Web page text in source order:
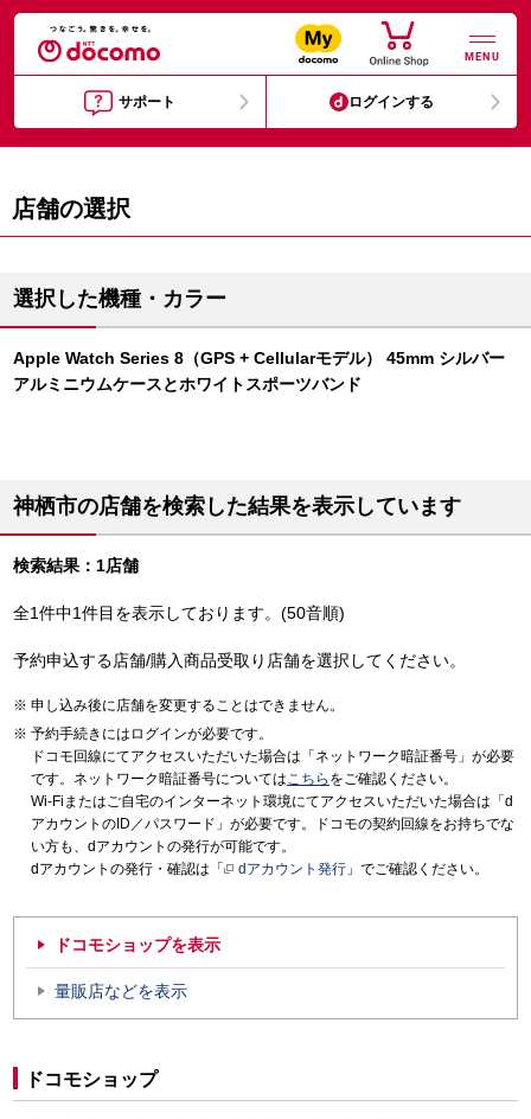
MENU
サポート ログインする
店舗の選択
選択した機種・カラー
Apple Watch Series 8（GPS + Cellularモデル） 45mm シルバー
アルミニウムケースとホワイトスポーツバンド
神栖市の店舗を検索した結果を表示しています
検索結果：1店舗
全1件中1件目を表示しております。(50音順)
予約申込する店舗/購入商品受取り店舗を選択してください。
申し込み後に店舗を変更することはできません。
予約手続きにはログインが必要です。
ドコモ回線にてアクセスいただいた場合は「ネットワーク暗証番号」が必要
です。ネットワーク暗証番号についてはこちら をご確認ください。
Wi-Fiまたはご自宅のインターネット環境にてアクセスいただいた場合は「d
アカウントのID／パスワード」が必要です。ドコモの契約回線をお持ちでな
い方も、dアカウントの発行が可能です。
dアカウントの発行・確認は「
dアカウント発行 」でご確認ください。
ドコモショップを表示
量販店などを表示
ドコモショップ